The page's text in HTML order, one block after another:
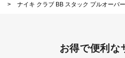
>
ナイキ クラブ BB スタック プルオーバ
お得で便利な